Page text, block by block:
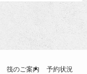
筏のご案内 予約状況